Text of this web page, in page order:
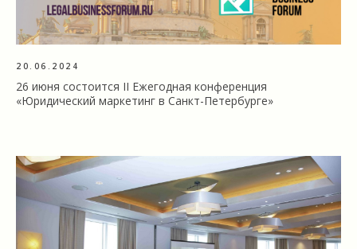
20.06.2024
26 июня состоится II Ежегодная конференция
«Юридический маркетинг в Санкт-Петербурге»